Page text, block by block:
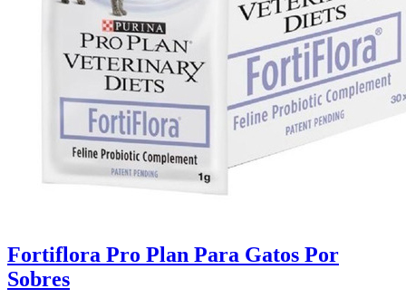
Fortiflora Pro Plan Para Gatos Por
Sobres